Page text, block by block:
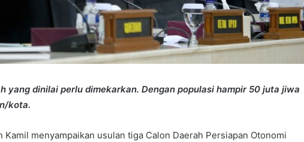
yang dinilai perlu dimekarkan. Dengan populasi hampir 50 juta jiwa
kota.
Kamil menyampaikan usulan tiga Calon Daerah Persiapan Otonomi